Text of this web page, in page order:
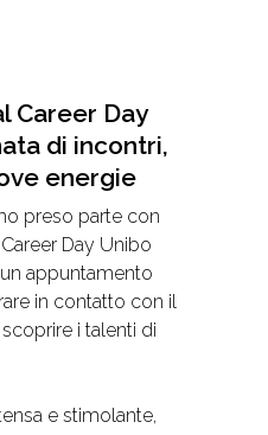
Career Day
di incontri,
energie
preso parte con
Day Unibo
appuntamento
in contatto con il
i talenti di
e stimolante,